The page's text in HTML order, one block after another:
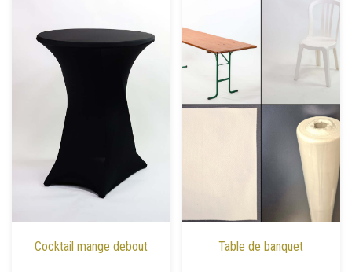
Cocktail mange debout Table de banquet